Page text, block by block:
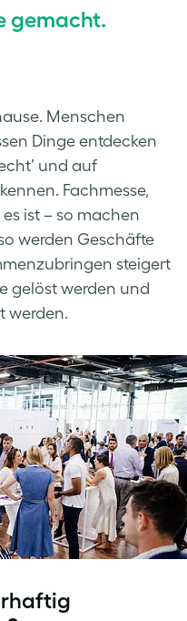
gemacht.
Menschen
Dinge entdecken
und auf
Fachmesse,
ist – so machen
werden Geschäfte
steigert
gelöst werden und
werden.